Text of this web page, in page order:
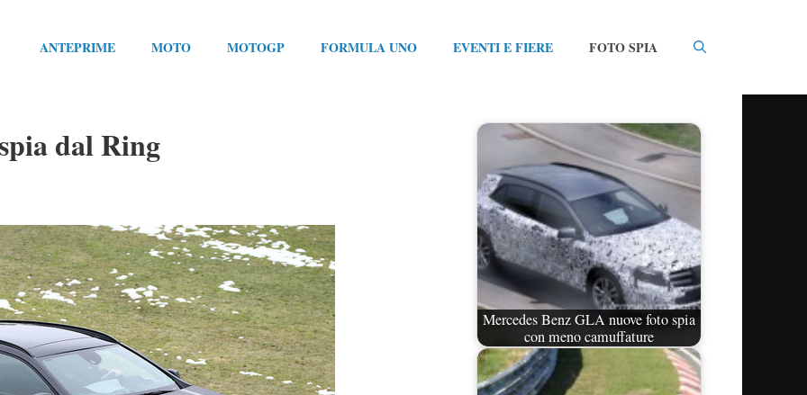
ANTEPRIME MOTO MOTOGP FORMULA UNO EVENTI E FIERE FOTO SPIA
dal Ring
Mercedes Benz GLA nuove foto spia
con meno camuffature